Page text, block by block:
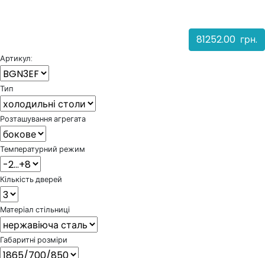
81252.00 грн.
Артикул:
Тип
Розташування агрегата
Температурний режим
Кількість дверей
Матеріал стільниці
Габаритні розміри